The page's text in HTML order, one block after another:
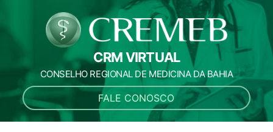
CRM VIRTUAL
CONSELHO REGIONAL DE MEDICINA DA BAHIA
FALE CONOSCO